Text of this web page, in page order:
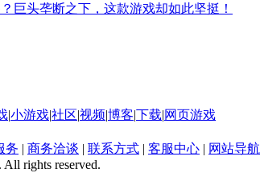
巨头垄断之下，这款游戏却如此坚挺！
|小游戏|社区|视频|博客|下载|网页游戏
务 | 商务洽谈 | 联系方式 | 客服中心 | 网站导航
rights reserved.